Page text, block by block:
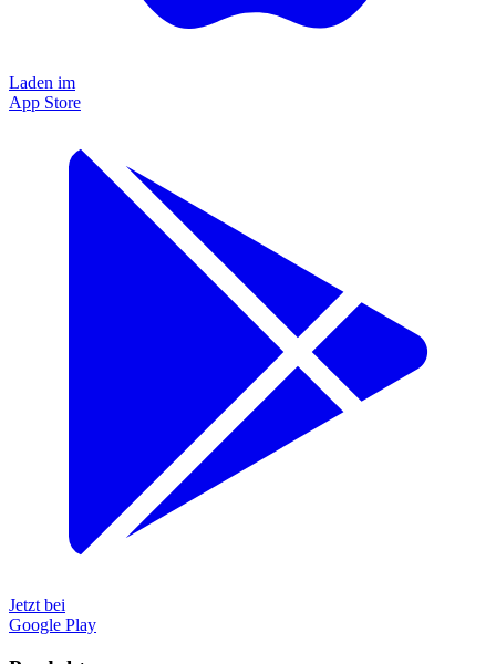
Laden im
App Store
Jetzt bei
Google Play